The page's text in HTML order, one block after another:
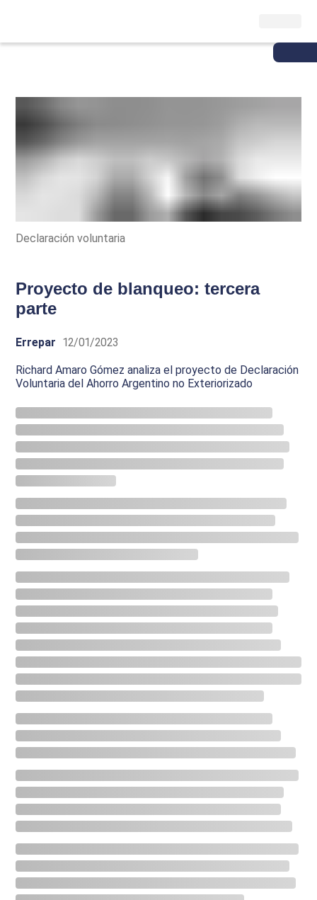
Declaración voluntaria
Proyecto de blanqueo: tercera
parte
Errepar 12/01/2023
Richard Amaro Gómez analiza el proyecto de Declaración
Voluntaria del Ahorro Argentino no Exteriorizado